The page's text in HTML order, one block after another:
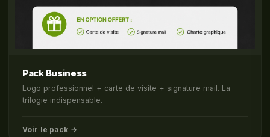
Pack Business
Logo professionnel + carte de visite + signature mail. La
trilogie indispensable.
Voir le pack →